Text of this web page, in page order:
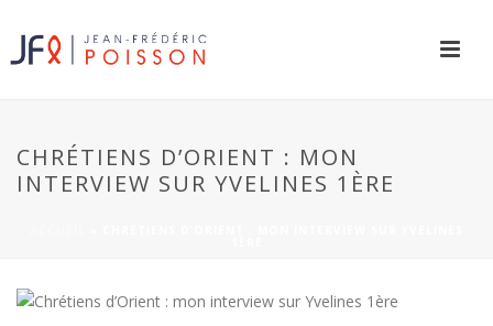
CHRÉTIENS D’ORIENT : MON
INTERVIEW SUR YVELINES 1ÈRE